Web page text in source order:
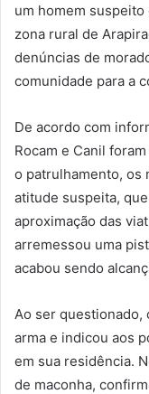
um homem
zona rural de
denúncias de
comunidade para a
De acordo com
Rocam e Canil
o patrulhamento, os
atitude suspeita,
aproximação das
arremessou uma
acabou sendo
Ao ser
arma e indicou aos
em sua residência.
de maconha,